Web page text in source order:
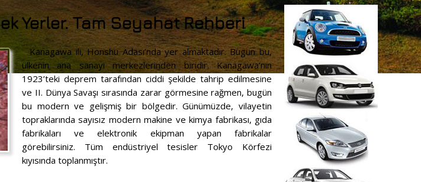
Yerler. Tam Seyahat Rehberi
Kanagawa ili, Honshu Adası’nda yer almaktadır. Bugün bu,
ülkenin ana sanayi merkezlerinden biridir. Kanagawa’nın
1923’teki deprem tarafından ciddi şekilde tahrip edilmesine
ve II. Dünya Savaşı sırasında zarar görmesine rağmen, bugün
bu modern ve gelişmiş bir bölgedir. Günümüzde, vilayetin
topraklarında sayısız modern makine ve kimya fabrikası, gıda
fabrikaları ve elektronik ekipman yapan fabrikalar
görebilirsiniz. Tüm endüstriyel tesisler Tokyo Körfezi
kıyısında toplanmıştır.